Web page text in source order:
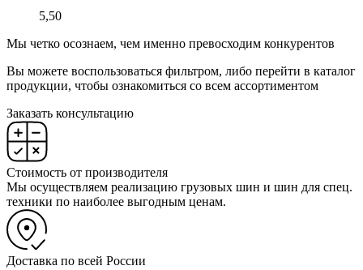
5,50
Мы четко осознаем, чем именно превосходим конкурентов
Вы можете воспользоваться фильтром, либо перейти в каталог
продукции, чтобы ознакомиться со всем ассортиментом
Заказать консультацию
Стоимость от производителя
Мы осуществляем реализацию грузовых шин и шин для спец.
техники по наиболее выгодным ценам.
Доставка по всей России